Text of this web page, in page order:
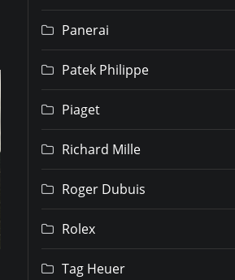
Panerai
Patek Philippe
Piaget
Richard Mille
Roger Dubuis
Rolex
Tag Heuer